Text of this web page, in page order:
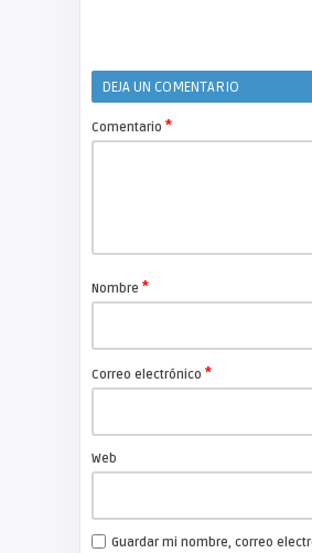
DEJA UN COMENTARIO
Comentario *
Nombre *
Correo electrónico *
Web
Guardar mi nombre, correo